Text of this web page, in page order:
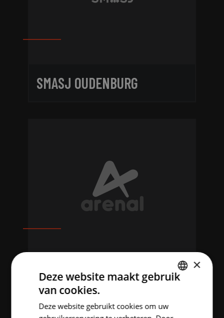
SMASJ OUDENBURG
ARENAL ×
Deze website maakt gebruik
van cookies.
Deze website gebruikt cookies om uw